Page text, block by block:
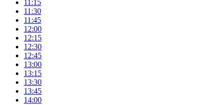
11:15
11:30
11:45
12:00
12:15
12:30
12:45
13:00
13:15
13:30
13:45
14:00